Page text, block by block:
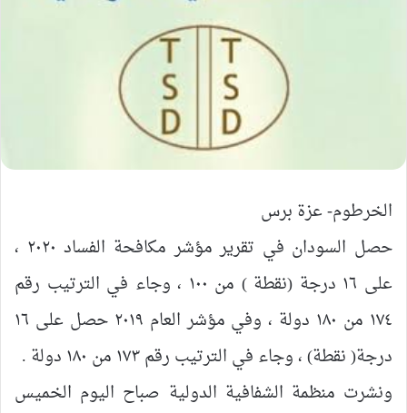
الخرطوم- عزة برس
حصل السودان في تقرير مؤشر مكافحة الفساد ٢٠٢٠ ،
على ١٦ درجة (نقطة ) من ١٠٠ ، وجاء في الترتيب رقم
١٧٤ من ١٨٠ دولة ، وفي مؤشر العام ٢٠١٩ حصل على ١٦
درجة( نقطة) ، وجاء في الترتيب رقم ١٧٣ من ١٨٠ دولة .
ونشرت منظمة الشفافية الدولية صباح اليوم الخميس